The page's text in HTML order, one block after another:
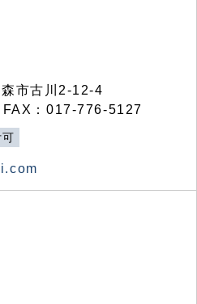
市古川2-12-4
：017-776-5127
可